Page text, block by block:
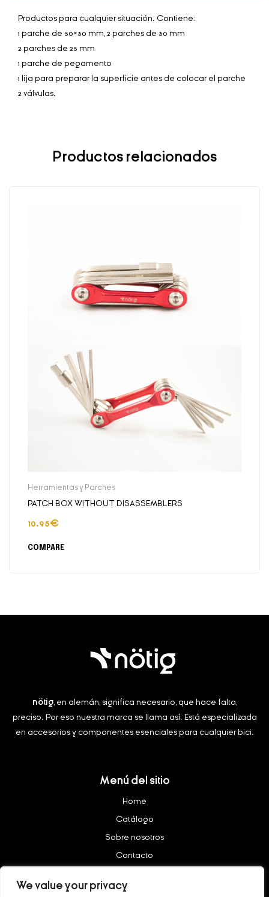
We value your privacy
Productos para cualquier situación. Contiene:
1 parche de 50×30 mm, 2 parches de 30 mm
2 parches de 25 mm
1 parche de pegamento
1 lija para preparar la superficie antes de colocar el parche
2 válvulas.
Productos relacionados
Herramientas y Parches
PATCH BOX WITHOUT DISASSEMBLERS
10.95€
COMPARE
nötig, en alemán, significa necesario, que hace falta,
preciso. Por eso nuestra marca se llama así. Está especializada
en accesorios y componentes esenciales para cualquier bici.
Menú del sitio
Home
Catálogo
Sobre nosotros
Contacto
Legal